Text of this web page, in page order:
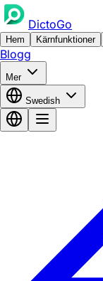
DictoGo
Hem Kärnfunktioner
Blogg
Mer
Swedish